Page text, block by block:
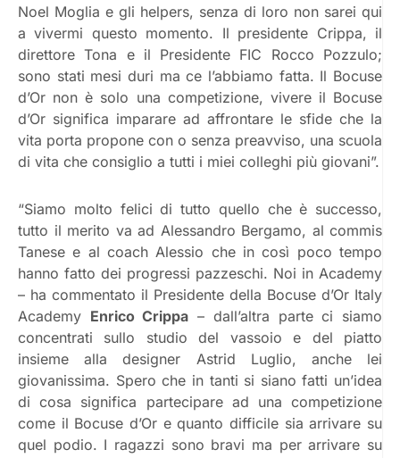
Noel Moglia e gli helpers, senza di loro non sarei qui
a vivermi questo momento. Il presidente Crippa, il
direttore Tona e il Presidente FIC Rocco Pozzulo;
sono stati mesi duri ma ce l’abbiamo fatta. Il Bocuse
d’Or non è solo una competizione, vivere il Bocuse
d’Or significa imparare ad affrontare le sfide che la
vita porta propone con o senza preavviso, una scuola
di vita che consiglio a tutti i miei colleghi più giovani”.
“Siamo molto felici di tutto quello che è successo,
tutto il merito va ad Alessandro Bergamo, al commis
Tanese e al coach Alessio che in così poco tempo
hanno fatto dei progressi pazzeschi. Noi in Academy
– ha commentato il Presidente della Bocuse d’Or Italy
Academy Enrico Crippa – dall’altra parte ci siamo
concentrati sullo studio del vassoio e del piatto
insieme alla designer Astrid Luglio, anche lei
giovanissima. Spero che in tanti si siano fatti un’idea
di cosa significa partecipare ad una competizione
come il Bocuse d’Or e quanto difficile sia arrivare su
quel podio. I ragazzi sono bravi ma per arrivare su